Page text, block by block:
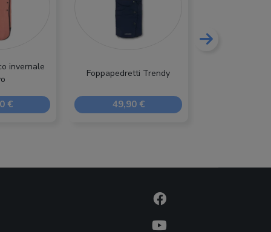
invernale
€
Foppapedretti Trendy
49,90 €